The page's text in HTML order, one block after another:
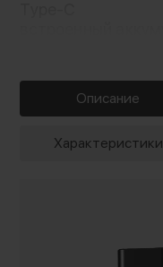
Описание
Характеристики